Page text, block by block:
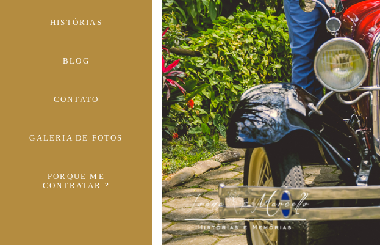
HISTÓRIAS
BLOG
CONTATO
GALERIA DE FOTOS
PORQUE ME
CONTRATAR ?